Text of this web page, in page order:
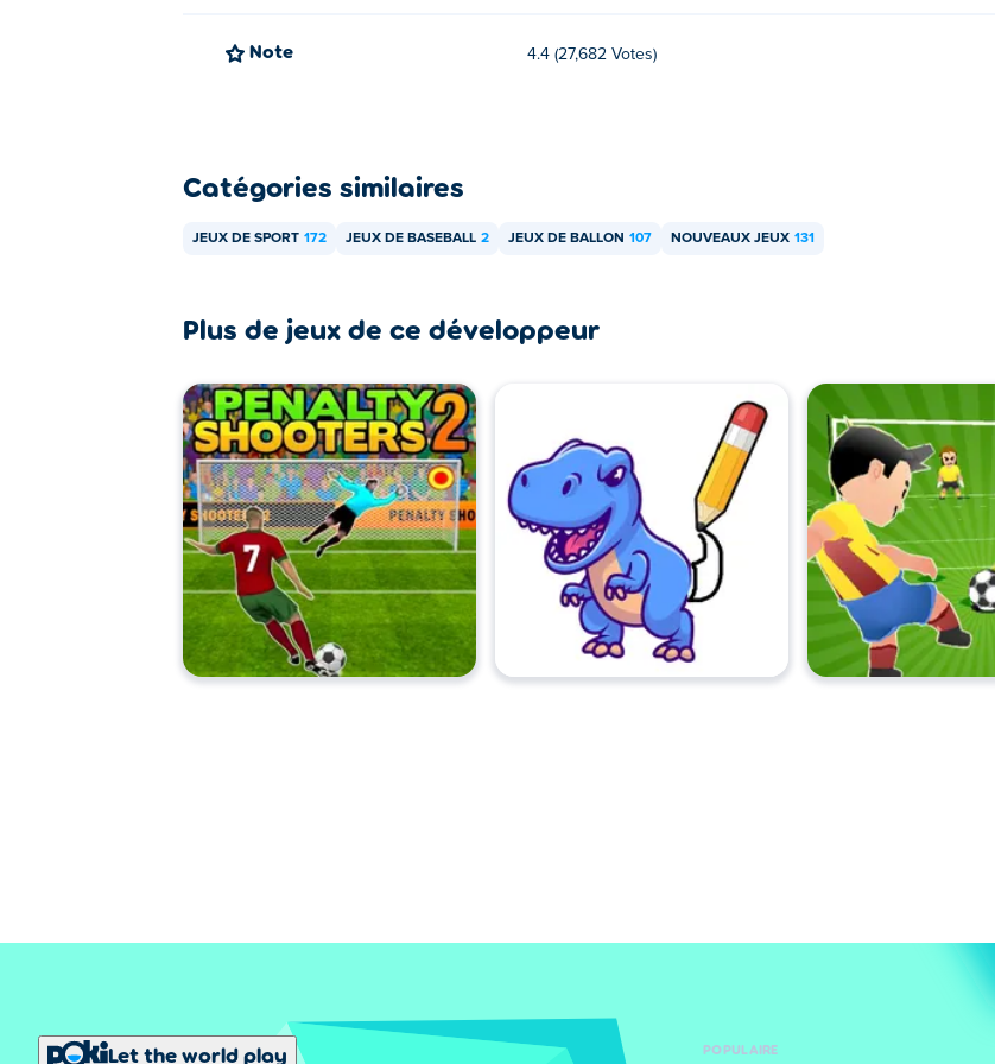
Note 4.4 (27,682 Votes)
Catégories similaires
JEUX DE SPORT 172 JEUX DE BASEBALL 2 JEUX DE BALLON 107 NOUVEAUX JEUX 131
Plus de jeux de ce développeur
Let the world play POPULAIRE